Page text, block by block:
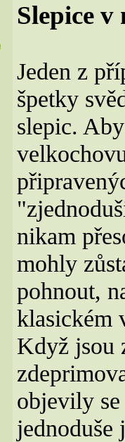
Slepice v
Jeden z
špetky
slepic.
nikam
mohly
pohnout,
klasickém
Když jsou
objevily
jednoduše